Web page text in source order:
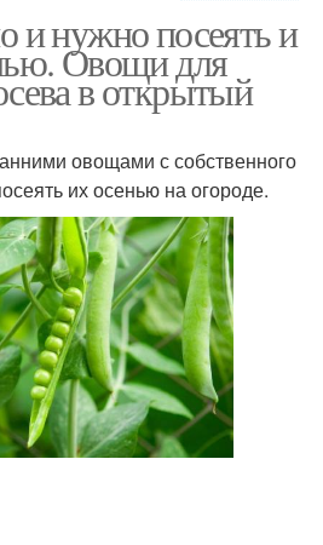
и нужно посеять и
Овощи для
в открытый
овощами с собственного
их осенью на огороде.